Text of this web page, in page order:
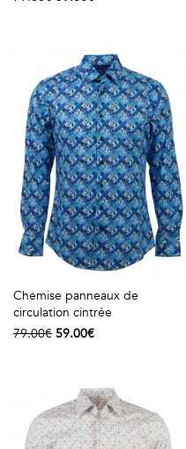
Chemise panneaux de
circulation cintrée
79.00€ 59.00€